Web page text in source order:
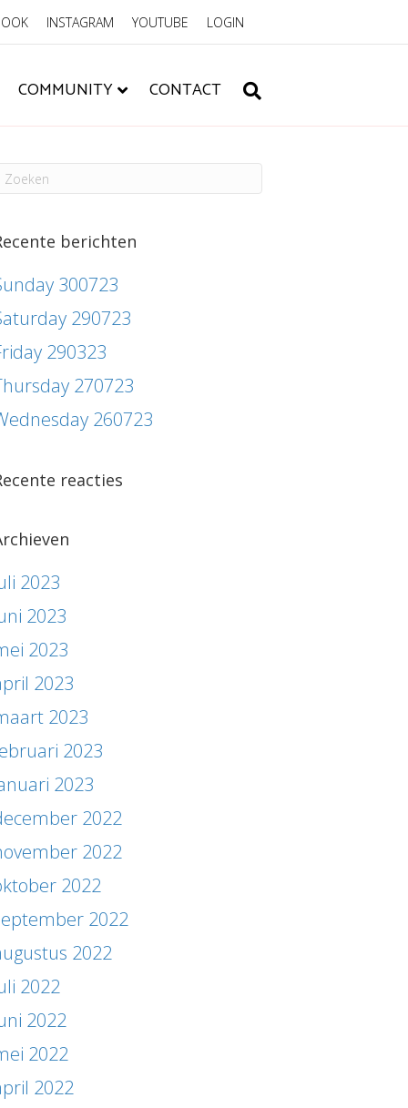
INSTAGRAM YOUTUBE LOGIN
COMMUNITY CONTACT
berichten
300723
290723
290323
270723
260723
reacties
2023
2023
2023
2023
2023
2023
2023
2022
2022
2022
2022
2022
2022
2022
2022
2022